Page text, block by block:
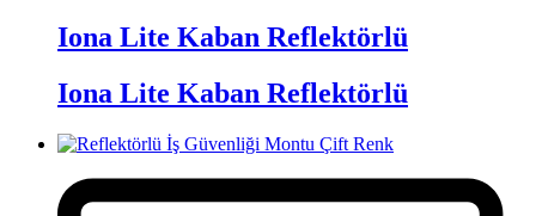
Iona Lite Kaban Reflektörlü
Iona Lite Kaban Reflektörlü